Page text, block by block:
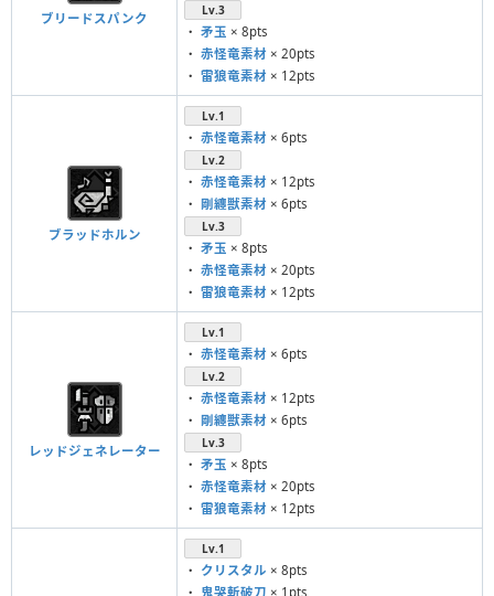
ブリードスパンク Lv.3
・ 矛玉 × 8pts
・ 赤怪竜素材 × 20pts
・ 雷狼竜素材 × 12pts
ブラッドホルン
Lv.1
・ 赤怪竜素材 × 6pts
Lv.2
・ 赤怪竜素材 × 12pts
・ 剛纏獣素材 × 6pts
Lv.3
・ 矛玉 × 8pts
・ 赤怪竜素材 × 20pts
・ 雷狼竜素材 × 12pts
レッドジェネレーター
Lv.1
・ 赤怪竜素材 × 6pts
Lv.2
・ 赤怪竜素材 × 12pts
・ 剛纏獣素材 × 6pts
Lv.3
・ 矛玉 × 8pts
・ 赤怪竜素材 × 20pts
・ 雷狼竜素材 × 12pts
Lv.1
・ クリスタル × 8pts
・ 鬼哭斬破刀 × 1pts